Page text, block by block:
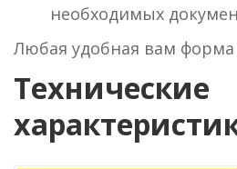
необходимых
Любая удобная вам
Технические